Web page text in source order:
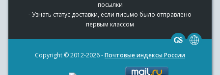
посылки
- Узнать статус доставки, если письмо было отправлено
первым классом
Copyright © 2012-2026 -Почтовые индексы России